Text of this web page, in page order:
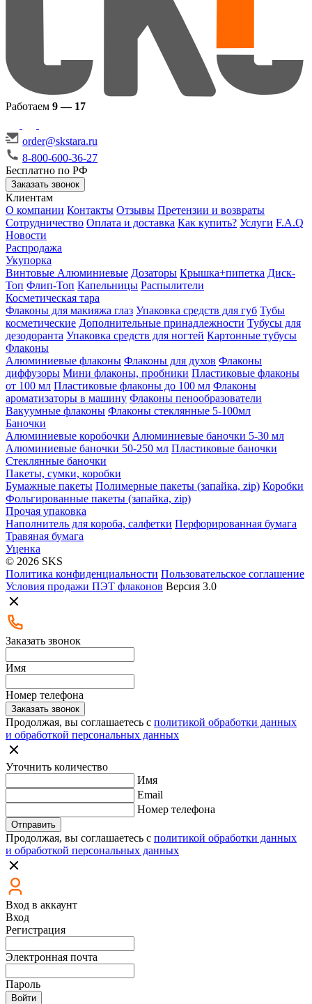
Работаем 9 — 17
order@skstara.ru
8-800-600-36-27
Бесплатно по РФ
Заказать звонок
Клиентам
О компании Контакты Отзывы Претензии и возвраты
Сотрудничество Оплата и доставка Как купить? Услуги F.A.Q
Новости
Распродажа
Укупорка
Винтовые Алюминиевые Дозаторы Крышка+пипетка Диск-
Топ Флип-Топ Капельницы Распылители
Косметическая тара
Флаконы для макияжа глаз Упаковка средств для губ Тубы
косметические Дополнительные принадлежности Тубусы для
дезодоранта Упаковка средств для ногтей Картонные тубусы
Флаконы
Алюминиевые флаконы Флаконы для духов Флаконы
диффузоры Мини флаконы, пробники Пластиковые флаконы
от 100 мл Пластиковые флаконы до 100 мл Флаконы
ароматизаторы в машину Флаконы пенообразователи
Вакуумные флаконы Флаконы стеклянные 5-100мл
Баночки
Алюминиевые коробочки Алюминиевые баночки 5-30 мл
Алюминиевые баночки 50-250 мл Пластиковые баночки
Стеклянные баночки
Пакеты, сумки, коробки
Бумажные пакеты Полимерные пакеты (запайка, zip) Коробки
Фольгированные пакеты (запайка, zip)
Прочая упаковка
Наполнитель для короба, салфетки Перфорированная бумага
Травяная бумага
Уценка
© 2026 SKS
Политика конфиденциальности Пользовательское соглашение
Условия продажи ПЭТ флаконов Версия 3.0
Заказать звонок
Имя
Номер телефона
Заказать звонок
Продолжая, вы соглашаетесь с политикой обработки данных
и обработкой персональных данных
Уточнить количество
Имя
Email
Номер телефона
Отправить
Продолжая, вы соглашаетесь с политикой обработки данных
и обработкой персональных данных
Вход в аккаунт
Вход
Регистрация
Электронная почта
Пароль
Войти